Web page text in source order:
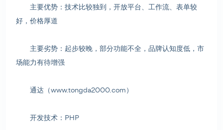
主要优势：技术比较独到，开放平台、工作流、表单较
好，价格厚道
主要劣势：起步较晚，部分功能不全，品牌认知度低，市
场能力有待增强
通达（www.tongda2000.com）
开发技术：PHP